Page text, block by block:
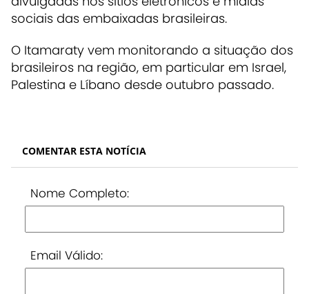
sociais das embaixadas brasileiras.
O Itamaraty vem monitorando a situação dos
brasileiros na região, em particular em Israel,
Palestina e Líbano desde outubro passado.
COMENTAR ESTA NOTÍCIA
Nome Completo:
Email Válido: